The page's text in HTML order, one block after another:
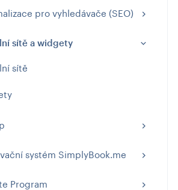
pro vyhledávače (SEO)
sítě a widgety
sítě
systém SimplyBook.me
Program